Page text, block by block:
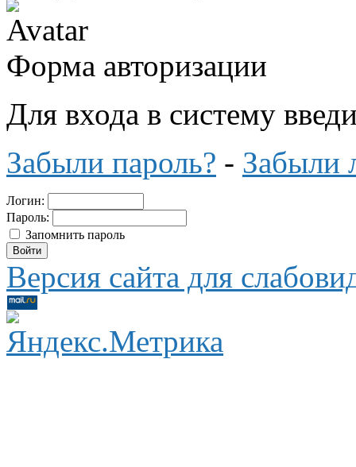
Форма авторизации
Для входа в систему
Забыли пароль? - Забыли
Логин:
Пароль:
Запомнить пароль
Версия сайта для